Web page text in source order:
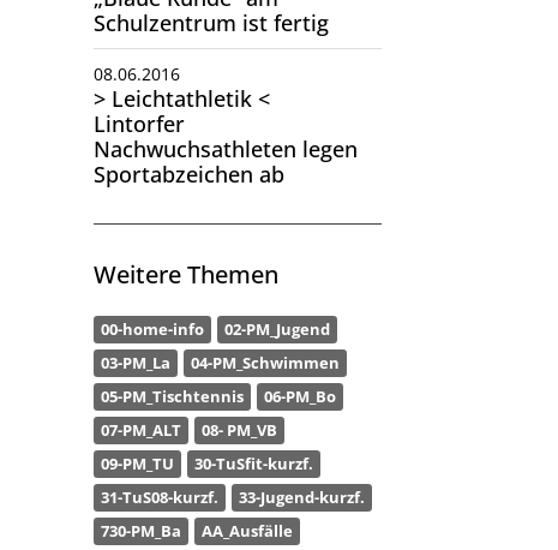
Schulzentrum ist fertig
08.06.2016
> Leichtathletik <
Lintorfer
Nachwuchsathleten legen
Sportabzeichen ab
Weitere Themen
00-home-info
02-PM_Jugend
03-PM_La
04-PM_Schwimmen
05-PM_Tischtennis
06-PM_Bo
07-PM_ALT
08- PM_VB
09-PM_TU
30-TuSfit-kurzf.
31-TuS08-kurzf.
33-Jugend-kurzf.
730-PM_Ba
AA_Ausfälle